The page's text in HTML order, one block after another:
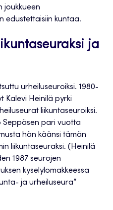
joukkueen
edustettaisiin kuntaa.
ja
urheiluseuroiksi. 1980-
Kalevi Heinilä pyrki
liikuntaseuroiksi.
pari vuotta
hän käänsi tämän
liikuntaseuraksi. (Heinilä
1987 seurojen
kyselylomakkeessa
ja urheiluseura”